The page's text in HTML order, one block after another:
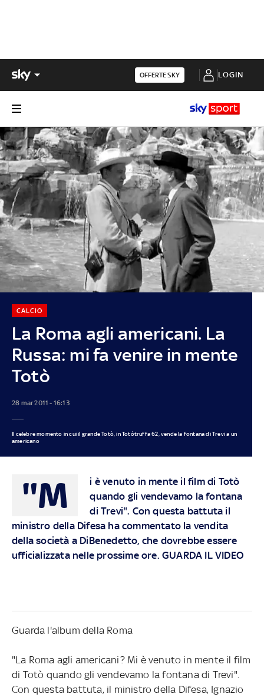
OFFERTE SKY LOGIN
La Roma agli americani. La
Russa: mi fa venire in mente
Totò
CALCIO
28 mar 2011 - 16:13
Il celebre momento in cui il grande Totò, in Totòtruffa 62, vende la fontana di Trevi a un
americano
"M
i è venuto in mente il film di Totò
quando gli vendevamo la fontana
di Trevi". Con questa battuta il
ministro della Difesa ha commentato la vendita
della società a DiBenedetto, che dovrebbe essere
ufficializzata nelle prossime ore. GUARDA IL VIDEO
Guarda l'album della Roma
"La Roma agli americani? Mi è venuto in mente il film
di Totò quando gli vendevamo la fontana di Trevi".
Con questa battuta, il ministro della Difesa, Ignazio